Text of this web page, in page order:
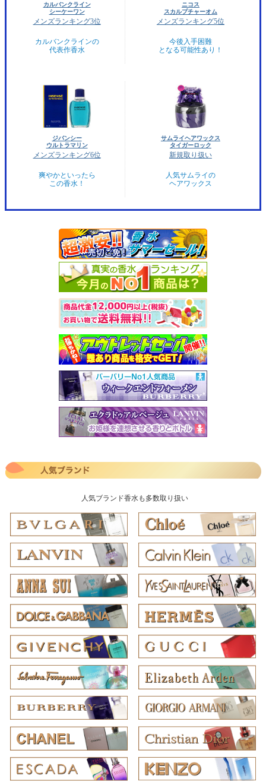
カルバンクライン
シーケーワン
メンズランキング3位
カルバンクラインの
代表作香水
ニコス
スカルプチャーオム
メンズランキング5位
今後入手困難
となる可能性あり！
ジバンシー
ウルトラマリン
メンズランキング6位
爽やかといったら
この香水！
サムライヘアワックス
タイガーロック
新規取り扱い
人気サムライの
ヘアワックス
人気ブランド香水も多数取り扱い